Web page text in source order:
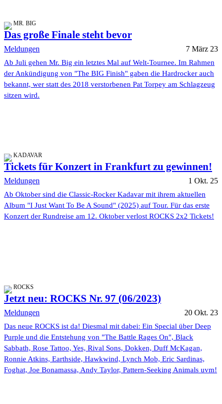
MR. BIG
Das große Finale steht bevor
Meldungen 7 März 23
Ab Juli gehen Mr. Big ein letztes Mal auf Welt-Tournee. Im Rahmen
der Ankündigung von "The BIG Finish" gaben die Hardrocker auch
bekannt, wer statt des 2018 verstorbenen Pat Torpey am Schlagzeug
sitzen wird.
KADAVAR
Tickets für Konzert in Frankfurt zu gewinnen!
Meldungen 1 Okt. 25
Ab Oktober sind die Classic-Rocker Kadavar mit ihrem aktuellen
Album "I Just Want To Be A Sound" (2025) auf Tour. Für das erste
Konzert der Rundreise am 12. Oktober verlost ROCKS 2x2 Tickets!
ROCKS
Jetzt neu: ROCKS Nr. 97 (06/2023)
Meldungen 20 Okt. 23
Das neue ROCKS ist da! Diesmal mit dabei: Ein Special über Deep
Purple und die Entstehung von "The Battle Rages On", Black
Sabbath, Rose Tattoo, Yes, Rival Sons, Dokken, Duff McKagan,
Ronnie Atkins, Earthside, Hawkwind, Lynch Mob, Eric Sardinas,
Foghat, Joe Bonamassa, Andy Taylor, Pattern-Seeking Animals uvm!